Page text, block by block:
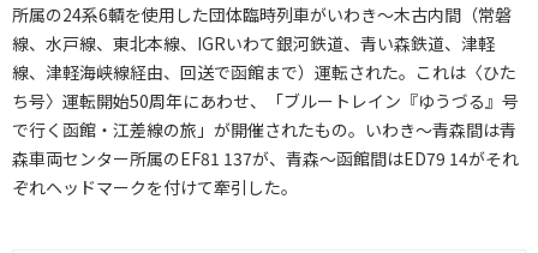
所属の24系6輌を使用した団体臨時列車がいわき～木古内間（常磐
線、水戸線、東北本線、IGRいわて銀河鉄道、青い森鉄道、津軽
線、津軽海峡線経由、回送で函館まで）運転された。これは〈ひた
ち号〉運転開始50周年にあわせ、「ブルートレイン『ゆうづる』号
で行く函館・江差線の旅」が開催されたもの。いわき～青森間は青
森車両センター所属のEF81 137が、青森～函館間はED79 14がそれ
ぞれヘッドマークを付けて牽引した。